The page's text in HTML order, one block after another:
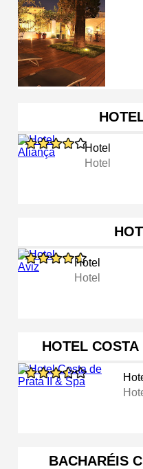
Hotel
Hotel
Hotel
Hotel
HOTEL
BACHARÉIS